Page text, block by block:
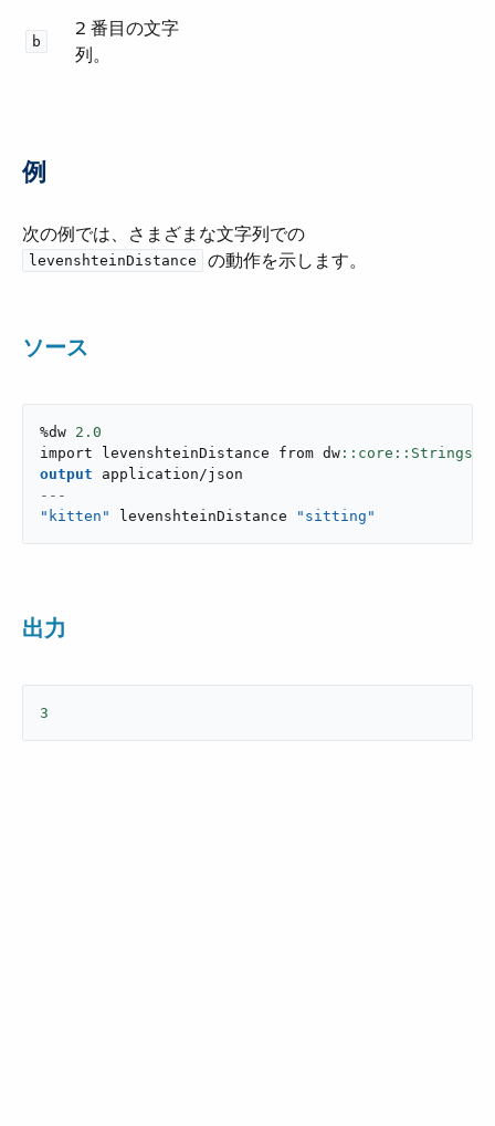
b
2 番目の文字
列。
例
次の例では、さまざまな文字列での ​
levenshteinDistance ​ の動作を示します。
ソース
%dw 2.0
import levenshteinDistance from dw
output
application/json
---
"kitten"
levenshteinDistance "sitting"
出力
3